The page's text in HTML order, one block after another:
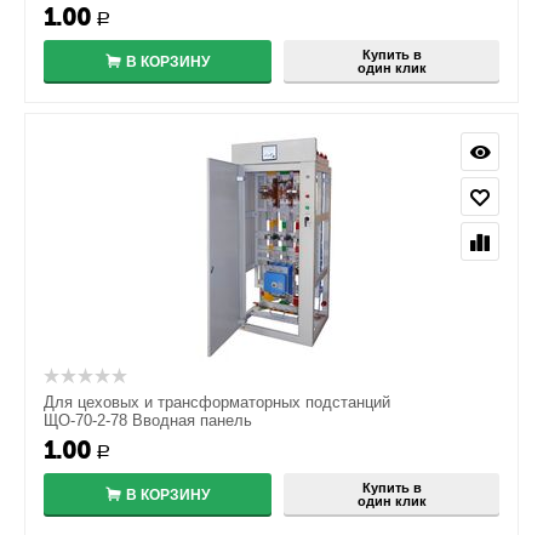
1.00 Р
В КОРЗИНУ
Купить в
один клик
Для цеховых и трансформаторных подстанций
ЩО-70-2-78 Вводная панель
1.00 Р
В КОРЗИНУ
Купить в
один клик